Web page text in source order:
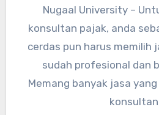
Nugaal University – Untuk memilih jasa
konsultan pajak, anda
cerdas pun harus memilih
sudah profesional dan
Memang banyak jasa